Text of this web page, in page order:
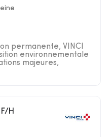
permanente, VINCI
environnementale
majeures,
H